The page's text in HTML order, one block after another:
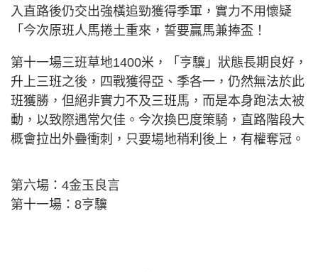
入直路後仍交出強橫追勁獲得季軍，實力不用懷疑
「今次原班人馬捲土重來，誓要贏馬兼捧盃！
第十一場三班草地1400米，「亨驥」狀態長期良好，
升上三班之後，四戰獲得亞、季各一，仍然無法於此
班獲勝，但絕非實力不及三班馬，而是本身跑法太被
動，以致際遇常欠佳。今次換巴度策騎，直路階段大
概會拉出外疊衝刺，只要場地稍利後上，有權奪冠。
第六場：4金玉良言
第十一場：8亨驥